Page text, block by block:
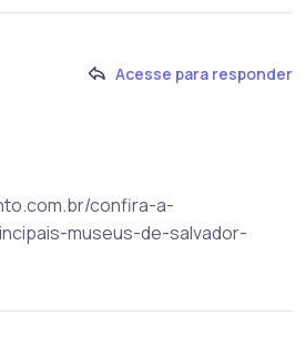
Acesse para responder
confira-a-
museus-de-salvador-